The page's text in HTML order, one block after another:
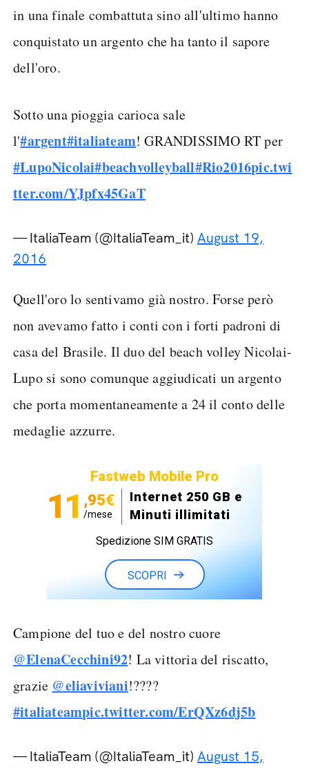
in una finale combattuta sino all'ultimo hanno
conquistato un argento che ha tanto il sapore
dell'oro.
Sotto una pioggia carioca sale
l'#argent#italiateam! GRANDISSIMO RT per
#LupoNicolai#beachvolleyball#Rio2016pic.twi
tter.com/YJpfx45GaT
— ItaliaTeam (@ItaliaTeam_it) August 19,
2016
Quell'oro lo sentivamo già nostro. Forse però
non avevamo fatto i conti con i forti padroni di
casa del Brasile. Il duo del beach volley Nicolai-
Lupo si sono comunque aggiudicati un argento
che porta momentaneamente a 24 il conto delle
medaglie azzurre.
Fastweb Mobile Pro
11 ,95€
/mese
Internet 250 GB e
Minuti illimitati
Spedizione SIM GRATIS
SCOPRI
Campione del tuo e del nostro cuore
@ElenaCecchini92! La vittoria del riscatto,
grazie @eliaviviani!????
#italiateampic.twitter.com/ErQXz6dj5b
— ItaliaTeam (@ItaliaTeam_it) August 15,